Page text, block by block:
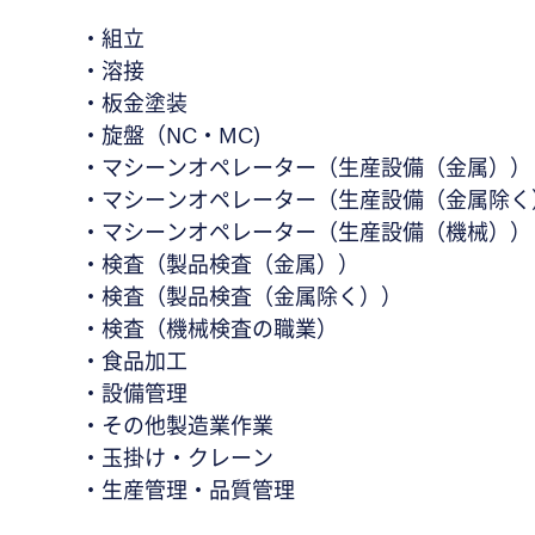
・組立
・溶接
・板金塗装
・旋盤（NC・MC)
・マシーンオペレーター（生産設備（金属））
・マシーンオペレーター（生産設備（金属除
・マシーンオペレーター（生産設備（機械））
・検査（製品検査（金属））
・検査（製品検査（金属除く））
・検査（機械検査の職業）
・食品加工
・設備管理
・その他製造業作業
・玉掛け・クレーン
・生産管理・品質管理